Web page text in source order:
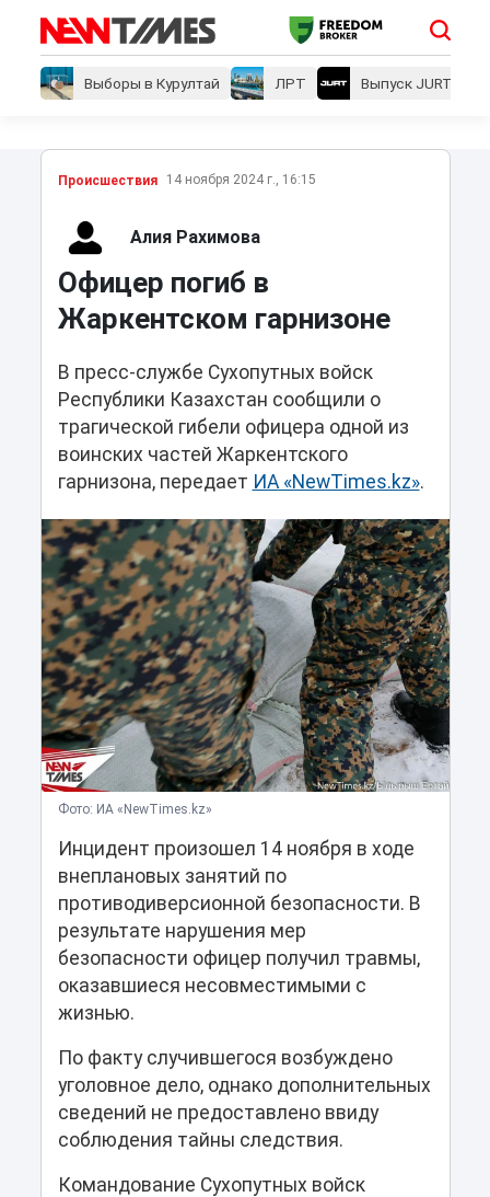
Выборы в Курултай ЛРТ Выпуск JURT
Проиcшествия 14 ноября 2024 г., 16:15
Алия Рахимова
Офицер погиб в
Жаркентском гарнизоне
В пресс-службе Сухопутных войск
Республики Казахстан сообщили о
трагической гибели офицера одной из
воинских частей Жаркентского
гарнизона, передает ИА «NewTimes.kz».
Фото: ИА «NewTimes.kz»
Инцидент произошел 14 ноября в ходе
внеплановых занятий по
противодиверсионной безопасности. В
результате нарушения мер
безопасности офицер получил травмы,
оказавшиеся несовместимыми с
жизнью.
По факту случившегося возбуждено
уголовное дело, однако дополнительных
сведений не предоставлено ввиду
соблюдения тайны следствия.
Командование Сухопутных войск